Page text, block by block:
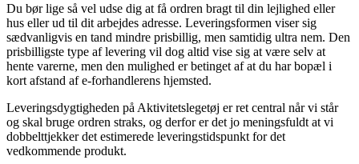
Du bør lige så vel udse dig at få ordren bragt til din lejlighed eller
hus eller ud til dit arbejdes adresse. Leveringsformen viser sig
sædvanligvis en tand mindre prisbillig, men samtidig ultra nem. Den
prisbilligste type af levering vil dog altid vise sig at være selv at
hente varerne, men den mulighed er betinget af at du har bopæl i
kort afstand af e-forhandlerens hjemsted.
Leveringsdygtigheden på Aktivitetslegetøj er ret central når vi står
og skal bruge ordren straks, og derfor er det jo meningsfuldt at vi
dobbelttjekker det estimerede leveringstidspunkt for det
vedkommende produkt.